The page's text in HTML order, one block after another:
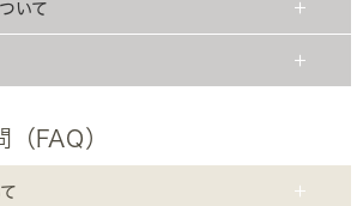
いて
（FAQ）